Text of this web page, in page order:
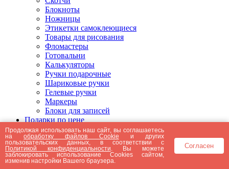
Блокноты
Ножницы
Этикетки самоклеющиеся
Товары для рисования
Фломастеры
Готовальни
Калькуляторы
Ручки подарочные
Шариковые ручки
Гелевые ручки
Маркеры
Блоки для записей
Подарки по цене
Подарки от 5000 рублей
Подарки до 5000 рублей
Подарки до 3000 рублей
Подарки до 2000 рублей
Подарки до 1000 рублей
Продолжая использовать наш сайт, вы соглашаетесь
наобработку файлов Cookie и других
пользовательских данных, в соответствии с
Политикой конфиденциальности . Вы можете
заблокировать использование Cookies сайтом,
изменив настройки Вашего браузера.
Согласен